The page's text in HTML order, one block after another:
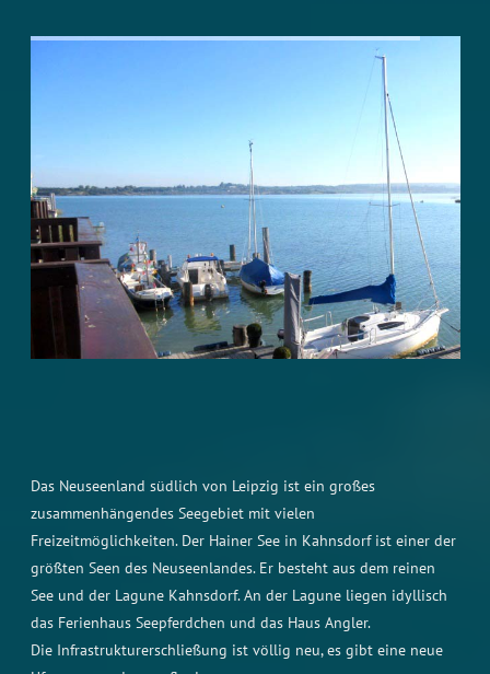
Das Neuseenland südlich von Leipzig ist ein großes
zusammenhängendes Seegebiet mit vielen
Freizeitmöglichkeiten. Der Hainer See in Kahnsdorf ist einer der
größten Seen des Neuseenlandes. Er besteht aus dem reinen
See und der Lagune Kahnsdorf. An der Lagune liegen idyllisch
das Ferienhaus Seepferdchen und das Haus Angler.
Die Infrastrukturerschließung ist völlig neu, es gibt eine neue